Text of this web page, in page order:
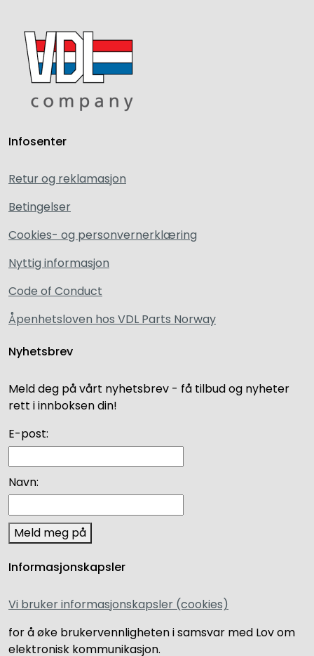
Infosenter
Retur og reklamasjon
Betingelser
Cookies- og personvernerklæring
Nyttig informasjon
Code of Conduct
Åpenhetsloven hos VDL Parts Norway
Nyhetsbrev
Meld deg på vårt nyhetsbrev - få tilbud og nyheter
rett i innboksen din!
E-post:
Navn:
Meld meg på
Informasjonskapsler
Vi bruker informasjonskapsler (cookies)
for å øke brukervennligheten i samsvar med Lov om
elektronisk kommunikasjon.